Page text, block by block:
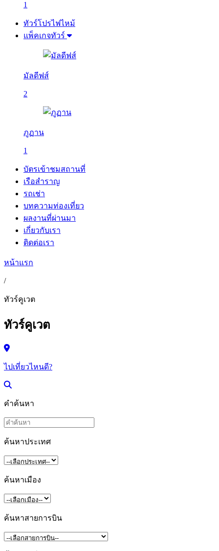
1
ทัวร์โปรไฟไหม้
แพ็คเกจทัวร์
มัลดีฟส์
2
ภูฏาน
1
บัตรเข้าชมสถานที่
เรือสำราญ
รถเช่า
บทความท่องเที่ยว
ผลงานที่ผ่านมา
เกี่ยวกับเรา
ติดต่อเรา
หน้าแรก
/
ทัวร์คูเวต
ทัวร์คูเวต
ไปเที่ยวไหนดี?
คำค้นหา
ค้นหาประเทศ
ค้นหาเมือง
ค้นหาสายการบิน